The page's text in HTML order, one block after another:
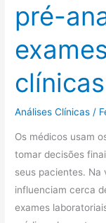
pré-
clínicas
Análises Clínicas /
Os médicos usam
tomar decisões
seus pacientes. Na
influenciam cerca
exames
clínicas